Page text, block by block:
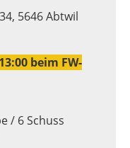
5646 Abtwil
beim FW-
/ 6 Schuss